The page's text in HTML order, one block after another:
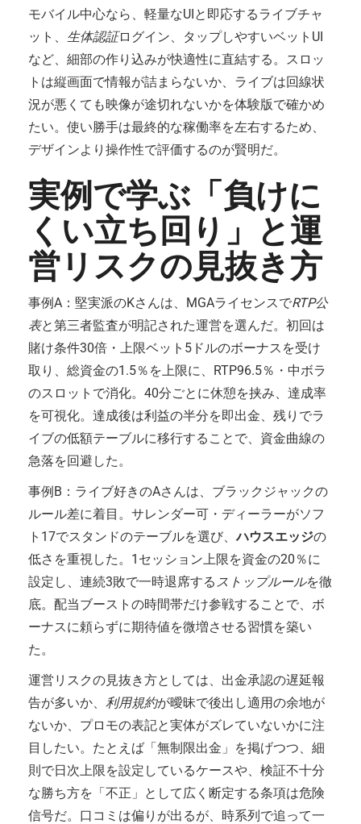
モバイル中心なら、軽量なUIと即応するライブチャ
ット、 生体認証ログイン、タップしやすいベットUI
など、細部の作り込みが快適性に直結する。スロッ
トは縦画面で情報が詰まらないか、ライブは回線状
況が悪くても映像が途切れないかを体験版で確かめ
たい。使い勝手は最終的な稼働率を左右するため、
デザインより操作性で評価するのが賢明だ。
実例で学ぶ「負けに
くい立ち回り」と運
営リスクの見抜き方
事例A：堅実派のKさんは、MGAライセンスでRTP公
表と第三者監査が明記された運営を選んだ。初回は
賭け条件30倍・上限ベット5ドルのボーナスを受け
取り、総資金の1.5％を上限に、RTP96.5％・中ボラ
のスロットで消化。40分ごとに休憩を挟み、達成率
を可視化。達成後は利益の半分を即出金、残りでラ
イブの低額テーブルに移行することで、資金曲線の
急落を回避した。
事例B：ライブ好きのAさんは、ブラックジャックの
ルール差に着目。サレンダー可・ディーラーがソフ
ト17でスタンドのテーブルを選び、ハウスエッジの
低さを重視した。1セッション上限を資金の20％に
設定し、連続3敗で一時退席するストップルールを徹
底。配当ブーストの時間帯だけ参戦することで、ボ
ーナスに頼らずに期待値を微増させる習慣を築い
た。
運営リスクの見抜き方としては、出金承認の遅延報
告が多いか、 利用規約が曖昧で後出し適用の余地が
ないか、プロモの表記と実体がズレていないかに注
目したい。たとえば「無制限出金」を掲げつつ、細
則で日次上限を設定しているケースや、検証不十分
な勝ち方を「不正」として広く断定する条項は危険
信号だ。口コミは偏りが出るが、時系列で追って一